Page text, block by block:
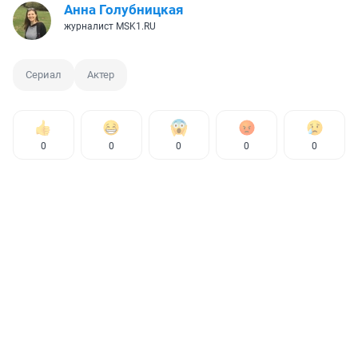
Анна Голубницкая
журналист MSK1.RU
Сериал Актер
0 0 0 0 0